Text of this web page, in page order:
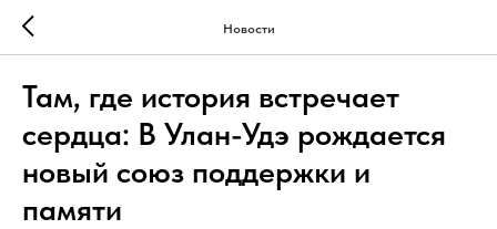
Новости
Там, где история встречает
сердца: В Улан-Удэ рождается
новый союз поддержки и
памяти